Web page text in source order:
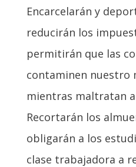
Encarcelarán y
reducirán los
permitirán que las
contaminen nuestro
mientras maltratan
Recortarán los
obligarán a los
clase trabajadora a